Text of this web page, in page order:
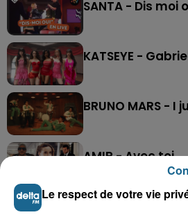
SANTA - Dis moi
KATSEYE -
BRUNO MARS - I
AMIR - Avec toi
Le respect de votre vie